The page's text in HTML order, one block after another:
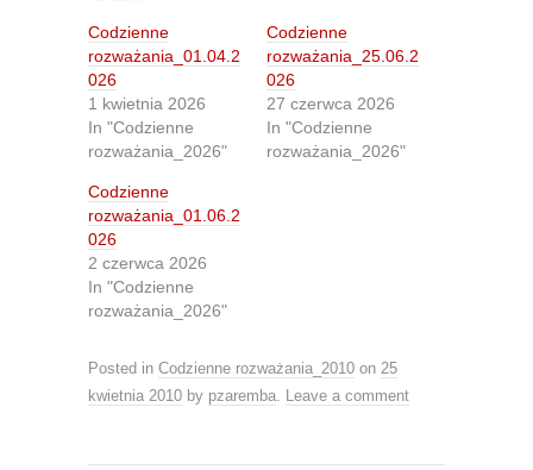
s
h
a
r
e
n
T
w
i
t
e
r
(
e
n
s
i
e
w
w
i
r
e
n
F
a
c
e
o
k
O
p
e
n
s
n
e
w
w
Codzienne
rozważania_01.04.2
026
1 kwietnia 2026
In "Codzienne
rozważania_2026"
Codzienne
rozważania_25.06.2
026
27 czerwca 2026
In "Codzienne
rozważania_2026"
Codzienne
rozważania_01.06.2
026
2 czerwca 2026
In "Codzienne
rozważania_2026"
Posted in Codzienne rozważania_2010 on 25
kwietnia 2010 by pzaremba. Leave a comment